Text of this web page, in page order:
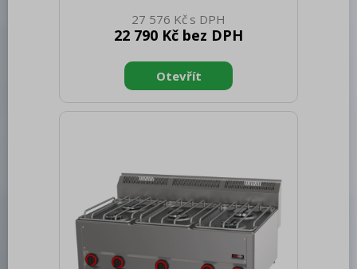
28.00 Šířka brutto [mm]: 710 Hloubka
brutto [mm]: 725 Výška brutto [mm]:
spotřebiče: Plynové zařízení Konstruční
typ zařízení: Stolní Výkon plynový [kW]:
9.000 Druh připojení plynu: Zemní plyn,
27 576 Kč
22 790 Kč bez DPH